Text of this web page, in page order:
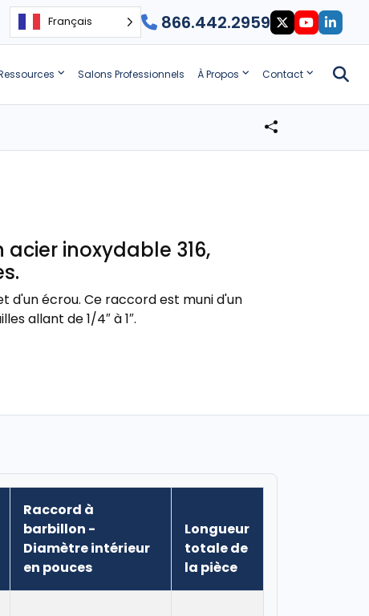
Français 866.442.2959
Salons Professionnels À Propos Contact
inoxydable 316,
d'un écrou. Ce raccord est muni d'un
allant de 1/4″ à 1″.
Raccord à
barbillon -
Diamètre intérieur
en pouces
Longueur
totale de
la pièce